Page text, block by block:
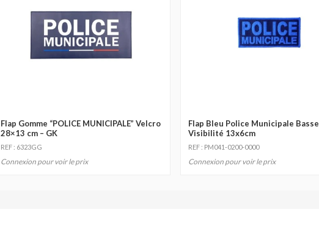
Flap Gomme “POLICE MUNICIPALE” Velcro
28×13 cm – GK
REF : 6323GG
Connexion pour voir le prix
Flap Bleu Police Municipale Basse
Visibilité 13x6cm
REF : PM041-0200-0000
Connexion pour voir le prix